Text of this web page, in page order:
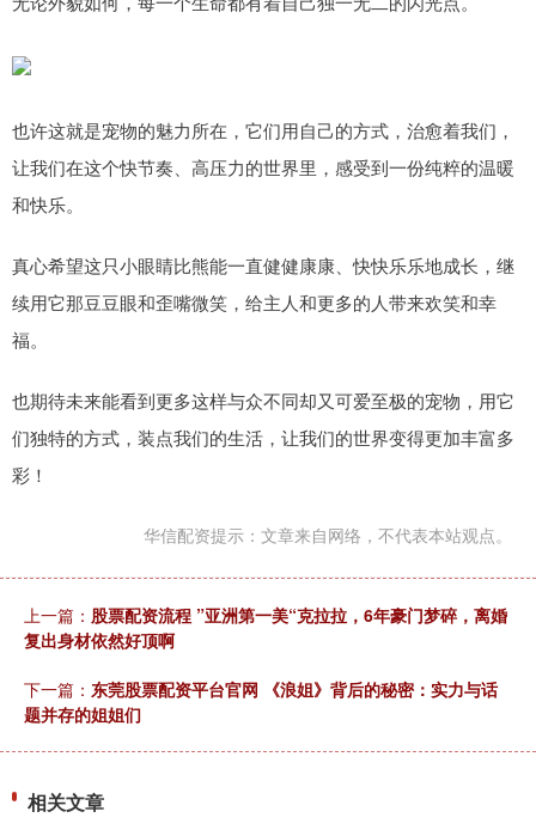
也许这就是宠物的魅力所在，它们用自己的方式，治愈着我们，
让我们在这个快节奏、高压力的世界里，感受到一份纯粹的温暖
和快乐。
真心希望这只小眼睛比熊能一直健健康康、快快乐乐地成长，继
续用它那豆豆眼和歪嘴微笑，给主人和更多的人带来欢笑和幸
福。
也期待未来能看到更多这样与众不同却又可爱至极的宠物，用它
们独特的方式，装点我们的生活，让我们的世界变得更加丰富多
彩！
华信配资提示：文章来自网络，不代表本站观点。
上一篇： 股票配资流程 ”亚洲第一美“克拉拉，6年豪门梦碎，离婚
复出身材依然好顶啊
下一篇： 东莞股票配资平台官网 《浪姐》背后的秘密：实力与话
题并存的姐姐们
相关文章